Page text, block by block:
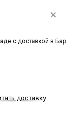
с доставкой в
доставку